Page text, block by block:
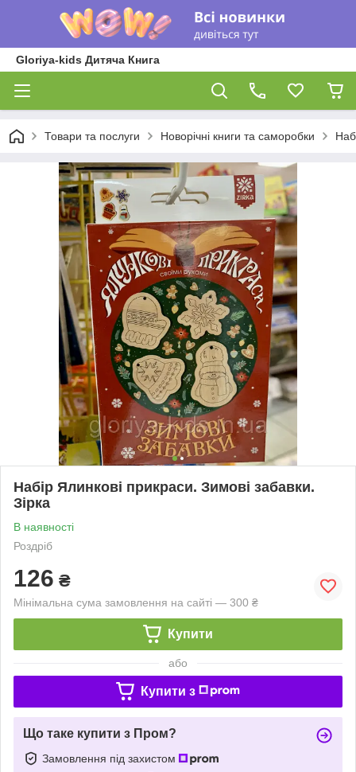
Gloriya-kids Дитяча Книга
Товари та послуги Новорічні книги та саморобки
Набір Ялинкові прикраси. Зимові забавки.
Зірка
В наявності
Роздріб
126 ₴
Мінімальна сума замовлення на сайті — 300 ₴
Купити
або
Купити з
Що таке купити з Пром?
Замовлення під захистом